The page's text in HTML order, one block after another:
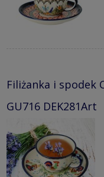
Filiżanka i spodek
GU716 DEK281Art